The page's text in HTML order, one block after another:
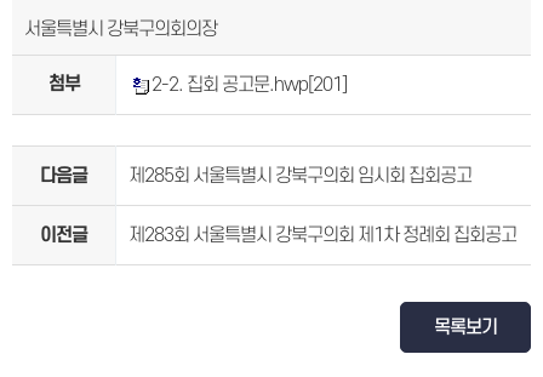
서울특별시 강북구의회의장
첨부 2-2. 집회 공고문.hwp [201]
다음글 제285회 서울특별시 강북구의회 임시회 집회공고
이전글 제283회 서울특별시 강북구의회 제1차 정례회 집회공고
목록보기